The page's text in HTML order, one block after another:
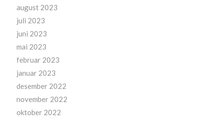
august 2023
juli 2023
juni 2023
mai 2023
februar 2023
januar 2023
desember 2022
november 2022
oktober 2022